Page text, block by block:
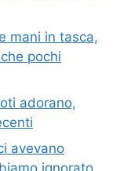
mani in tasca,
pochi
adorano,
avevano